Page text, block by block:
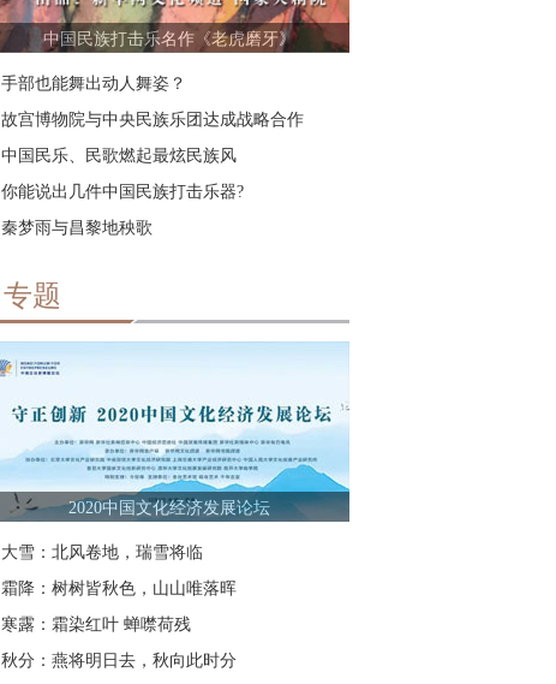
中国民族打击乐名作《老虎磨牙》
手部也能舞出动人舞姿？
故宫博物院与中央民族乐团达成战略合作
中国民乐、民歌燃起最炫民族风
你能说出几件中国民族打击乐器?
秦梦雨与昌黎地秧歌
专题
2020中国文化经济发展论坛
大雪：北风卷地，瑞雪将临
霜降：树树皆秋色，山山唯落晖
寒露：霜染红叶 蝉噤荷残
秋分：燕将明日去，秋向此时分